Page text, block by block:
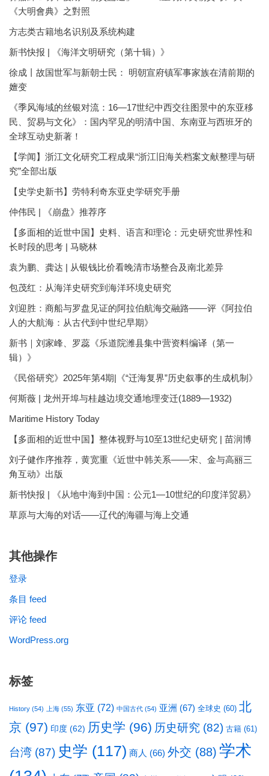
《大明會典》之對照
方志类古籍地名识别及系统构建
新书快报 | 《海洋文明研究（第十辑）》
徐成丨故国世军与新朝士民： 明朝宣府镇军事家族在清前期的
嬗变
《季风海域的丝银对流：16—17世纪中西交往图景中的东亚移
民、贸易与文化》：国内罕见的明清中国、东南亚与西班牙的
全球互动史新著！
【学闻】浙江文化研究工程成果“浙江旧海关档案文献整理与研
究”全部出版
【史学史新书】劳特利奇东亚史学研究手册
仲伟民 | 《崩盘》推荐序
【多面相的近世中国】史料、语言和理论：元史研究世界性和
长时段的思考 | 马晓林
袁为鹏、龚达 | 从银钱比价看晚清市场整合及南北差异
包茂红：从海洋史研究到海洋环境史研究
刘迎胜：商船与罗盘见证的阿拉伯航海交融路——评《阿拉伯
人的大航海：从古代到中世纪早期》
新书｜刘家峰、罗蕊《乐道院潍县集中营资料编译（第一
辑）》
《民俗研究》2025年第4期|《“迁海复界”历史叙事的生成机制》
何斯薇 | 龙州开埠与桂越边境交通地理变迁(1889—1932)
Maritime History Today
【多面相的近世中国】整体视野与10至13世纪史研究 | 苗润博
刘子健作序推荐，黄宽重《近世中韩关系——宋、金与高丽三
角互动》出版
新书快报 | 《从地中海到中国：公元1—10世纪的印度洋贸易》
草原与大海的对话——辽代的海疆与海上交通
其他操作
登录
条目 feed
评论 feed
WordPress.org
标签
History (54) 上海 (55) 东亚 (72) 中国古代 (54) 亚洲 (67) 全球史 (60) 北
京 (97) 印度 (62) 历史学 (96) 历史研究 (82) 古籍 (61)
台湾 (87) 史学 (117) 商人 (66) 外交 (88) 学术